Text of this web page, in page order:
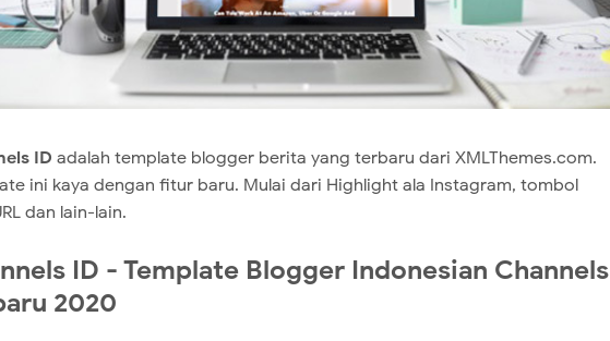
ID adalah template blogger berita yang terbaru dari XMLThemes.com.
ini kaya dengan fitur baru. Mulai dari Highlight ala Instagram, tombol
dan lain-lain.
ID - Template Blogger Indonesian Channels
2020